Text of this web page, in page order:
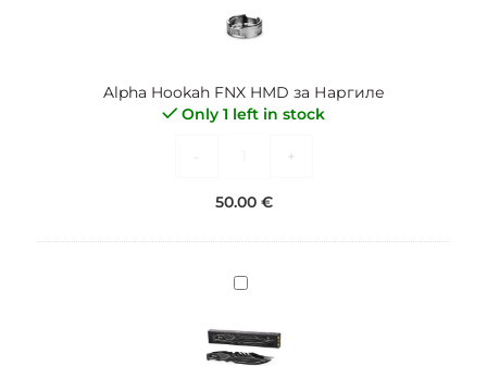
HMD
Alpha Hookah FNX HMD за Наргиле
Only 1 left in stock
+
50.00 €
Alpha
Knife
Modern